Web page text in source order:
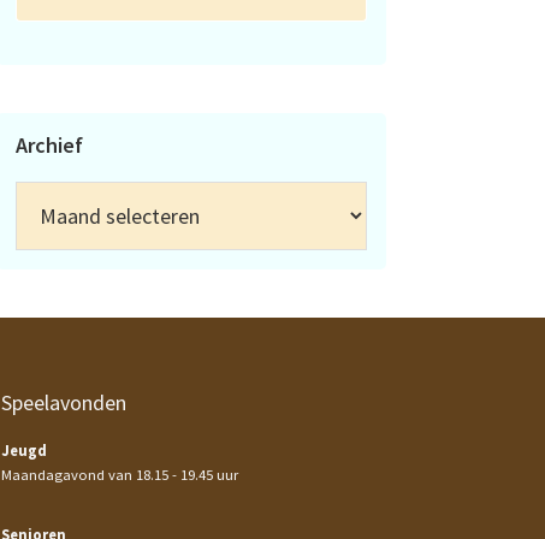
Archief
Speelavonden
Jeugd
Maandagavond van 18.15 - 19.45 uur
Senioren